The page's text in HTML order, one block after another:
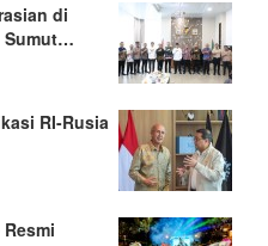
di
Sumut…
RI-Rusia